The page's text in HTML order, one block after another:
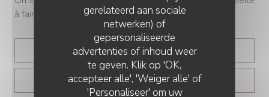
gerelateerd aan sociale
netwerken) of
gepersonaliseerde
advertenties of inhoud weer
te geven. Klik op 'OK,
accepteer alle', 'Weiger alle' of
'Personaliseer' om uw
à faire », lance le chef.
LEES HET ARTIKEL ((OPENT IN EEN NIEUW
ZIE HET NIEUWSARTIKEL((OPENT IN EEN